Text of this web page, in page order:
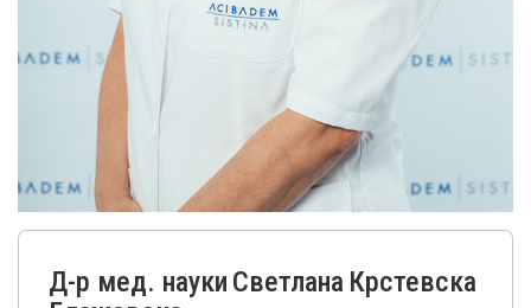
Д-р мед. науки Светлана Крстевска